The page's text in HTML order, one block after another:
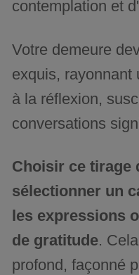
contemplation et
Votre demeure
exquis, rayonnant
à la réflexion,
conversations
Choisir ce tirage
sélectionner un
les expressions
de gratitude.
profond, façonné